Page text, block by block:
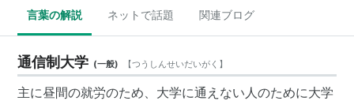
言葉の解説 ネットで話題 関連ブログ
通信制大学 (一般) 【つうしんせいだいがく 】
主に昼間の就労のため、大学に通えない人のために大学